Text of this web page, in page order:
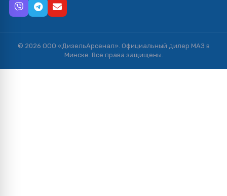
© 2026 ООО «ДизельАрсенал». Официальный дилер МАЗ в
Минске. Все права защищены.